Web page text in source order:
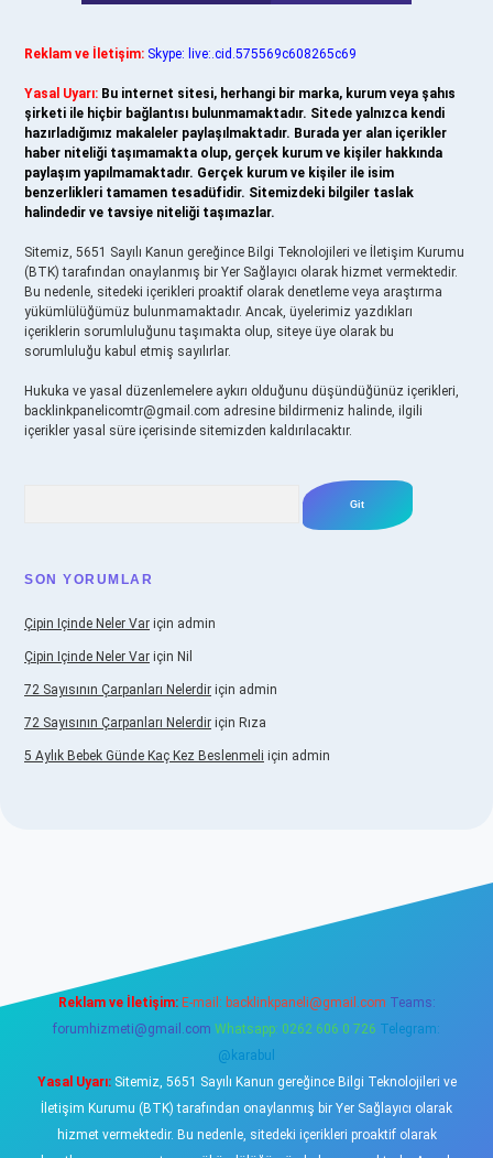
Reklam ve İletişim: Skype: live:.cid.575569c608265c69
Yasal Uyarı: Bu internet sitesi, herhangi bir marka, kurum veya şahıs
şirketi ile hiçbir bağlantısı bulunmamaktadır. Sitede yalnızca kendi
hazırladığımız makaleler paylaşılmaktadır. Burada yer alan içerikler
haber niteliği taşımamakta olup, gerçek kurum ve kişiler hakkında
paylaşım yapılmamaktadır. Gerçek kurum ve kişiler ile isim
benzerlikleri tamamen tesadüfidir. Sitemizdeki bilgiler taslak
halindedir ve tavsiye niteliği taşımazlar.
Sitemiz, 5651 Sayılı Kanun gereğince Bilgi Teknolojileri ve İletişim Kurumu
(BTK) tarafından onaylanmış bir Yer Sağlayıcı olarak hizmet vermektedir.
Bu nedenle, sitedeki içerikleri proaktif olarak denetleme veya araştırma
yükümlülüğümüz bulunmamaktadır. Ancak, üyelerimiz yazdıkları
içeriklerin sorumluluğunu taşımakta olup, siteye üye olarak bu
sorumluluğu kabul etmiş sayılırlar.
Hukuka ve yasal düzenlemelere aykırı olduğunu düşündüğünüz içerikleri,
backlinkpanelicomtr@gmail.com adresine bildirmeniz halinde, ilgili
içerikler yasal süre içerisinde sitemizden kaldırılacaktır.
SON YORUMLAR
Çipin Içinde Neler Var için admin
Çipin Içinde Neler Var için Nil
72 Sayısının Çarpanları Nelerdir için admin
72 Sayısının Çarpanları Nelerdir için Rıza
5 Aylık Bebek Günde Kaç Kez Beslenmeli için admin
Reklam ve İletişim: E-mail: backlinkpaneli@gmail.com Teams:
forumhizmeti@gmail.com Whatsapp: 0262 606 0 726 Telegram:
@karabul
Yasal Uyarı:Sitemiz, 5651 Sayılı Kanun gereğince Bilgi Teknolojileri ve
İletişim Kurumu (BTK) tarafından onaylanmış bir Yer Sağlayıcı olarak
hizmet vermektedir. Bu nedenle, sitedeki içerikleri proaktif olarak